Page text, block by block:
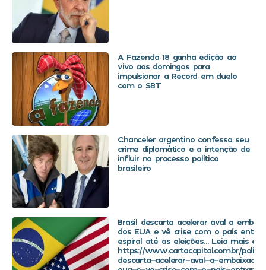
A Fazenda 18 ganha edição ao
vivo aos domingos para
impulsionar a Record em duelo
com o SBT
Chanceler argentino confessa seu
crime diplomático e a intenção de
influir no processo político
brasileiro
Brasil descarta acelerar aval a
dos EUA e vê crise com o país
espiral até as eleições… Leia mais em
https://www.cartacapital.com.br/
descarta-acelerar-aval-a-